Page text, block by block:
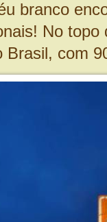
branco
No
Brasil, com